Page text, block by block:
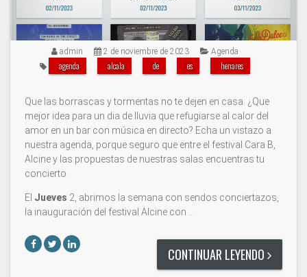
admin 2 de noviembre de 2023 Agenda
agenda alcala de es henares
Que las borrascas y tormentas no te dejen en casa. ¿Que
mejor idea para un dia de lluvia que refugiarse al calor del
amor en un bar con música en directo? Echa un vistazo a
nuestra agenda, porque seguro que entre el festival Cara B,
Alcine y las propuestas de nuestras salas encuentras tu
concierto.
El Jueves 2, abrimos la semana con sendos conciertazos,
la inauguración del festival Alcine con …
CONTINUAR LEYENDO